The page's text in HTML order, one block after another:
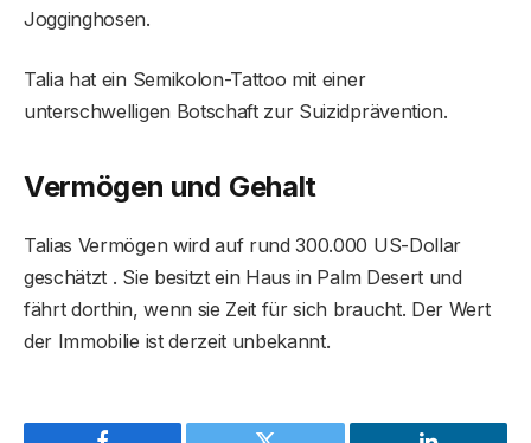
Jogginghosen.
Talia hat ein Semikolon-Tattoo mit einer
unterschwelligen Botschaft zur Suizidprävention.
Vermögen und Gehalt
Talias Vermögen wird auf rund 300.000 US-Dollar
geschätzt . Sie besitzt ein Haus in Palm Desert und
fährt dorthin, wenn sie Zeit für sich braucht. Der Wert
der Immobilie ist derzeit unbekannt.